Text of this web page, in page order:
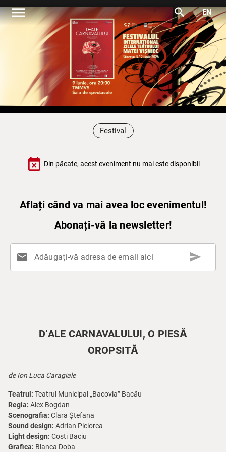
menu search EN
Festival
event_busy Din păcate, acest eveniment nu mai este disponibil
Aflați când va mai avea loc evenimentul!
Abonați-vă la newsletter!
mail Adăugați-vă adresa de email aici send
D’ALE CARNAVALULUI, O PIESĂ
OROPSITĂ
de Ion Luca Caragiale
Teatrul: Teatrul Municipal „Bacovia” Bacău
Regia: Alex Bogdan
Scenografia: Clara Ștefana
Sound design: Adrian Piciorea
Light design: Costi Baciu
Grafica: Blanca Doba